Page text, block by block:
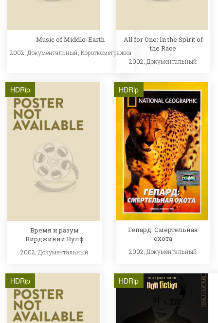
Music of Middle-Earth
2002, Документальный Короткометражка
All for One: In the Spirit of
the Race
2002, Документальный
HDRip
Время и разум
Вирджинии Вулф
2002, Документальный
HDRip
Гепард: Смертельная
охота
2002, Документальный
HDRip HDRip